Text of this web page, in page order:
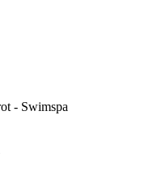
- Swimspa